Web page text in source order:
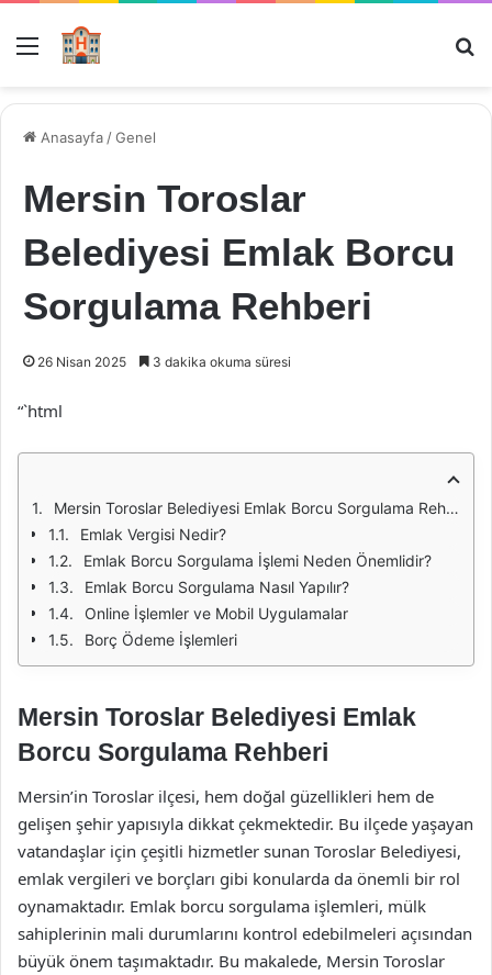
Menü
Anasayfa /Genel
Mersin Toroslar
Belediyesi Emlak Borcu
Sorgulama Rehberi
26 Nisan 2025 3 dakika okuma süresi
“`html
Mersin Toroslar Belediyesi Emlak Borcu Sorgulama Rehberi
Emlak Vergisi Nedir?
Emlak Borcu Sorgulama İşlemi Neden Önemlidir?
Emlak Borcu Sorgulama Nasıl Yapılır?
Online İşlemler ve Mobil Uygulamalar
Borç Ödeme İşlemleri
Mersin Toroslar Belediyesi Emlak
Borcu Sorgulama Rehberi
Mersin’in Toroslar ilçesi, hem doğal güzellikleri hem de
gelişen şehir yapısıyla dikkat çekmektedir. Bu ilçede yaşayan
vatandaşlar için çeşitli hizmetler sunan Toroslar Belediyesi,
emlak vergileri ve borçları gibi konularda da önemli bir rol
oynamaktadır. Emlak borcu sorgulama işlemleri, mülk
sahiplerinin mali durumlarını kontrol edebilmeleri açısından
büyük önem taşımaktadır. Bu makalede, Mersin Toroslar